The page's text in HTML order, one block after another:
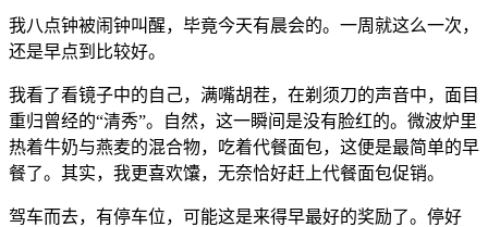
我八点钟被闹钟叫醒，毕竟今天有晨会的。一周就这么一次，
还是早点到比较好。
我看了看镜子中的自己，满嘴胡茬，在剃须刀的声音中，面目
重归曾经的“清秀”。自然，这一瞬间是没有脸红的。微波炉里
热着牛奶与燕麦的混合物，吃着代餐面包，这便是最简单的早
餐了。其实，我更喜欢馕，无奈恰好赶上代餐面包促销。
驾车而去，有停车位，可能这是来得早最好的奖励了。停好